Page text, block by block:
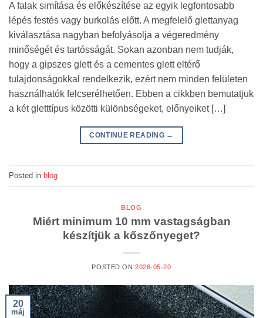
A falak simítása és előkészítése az egyik legfontosabb
lépés festés vagy burkolás előtt. A megfelelő glettanyag
kiválasztása nagyban befolyásolja a végeredmény
minőségét és tartósságát. Sokan azonban nem tudják,
hogy a gipszes glett és a cementes glett eltérő
tulajdonságokkal rendelkezik, ezért nem minden felületen
használhatók felcserélhetően. Ebben a cikkben bemutatjuk
a két gletttípus közötti különbségeket, előnyeiket […]
CONTINUE READING →
Posted in blog
BLOG
Miért minimum 10 mm vastagságban
készítjük a kőszőnyeget?
POSTED ON 2026-05-20
20
máj